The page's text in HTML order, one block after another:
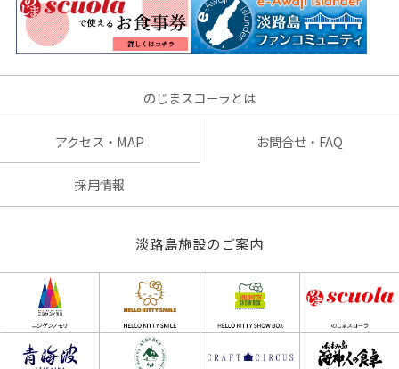
のじまスコーラとは
アクセス・MAP お問合せ・FAQ
採用情報
淡路島施設のご案内